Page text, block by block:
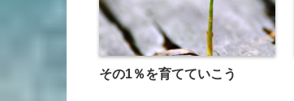
その1％を育てていこう